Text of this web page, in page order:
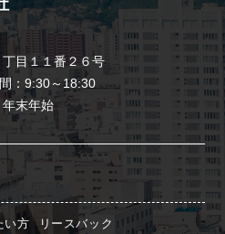
目１１番２６号
：9:30～18:30
末年始
い方
リースバック